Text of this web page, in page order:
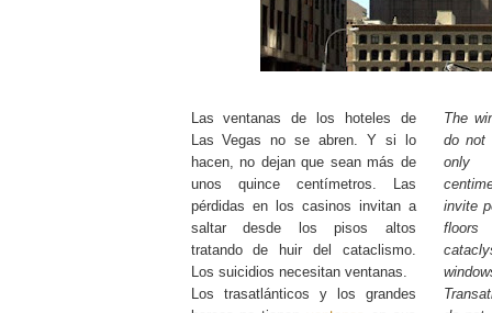
Las ventanas de los hoteles de
Las Vegas no se abren. Y si lo
hacen, no dejan que sean más de
unos quince centímetros. Las
pérdidas en los casinos invitan a
saltar desde los pisos altos
tratando de huir del cataclismo.
Los suicidios necesitan ventanas.
Los trasatlánticos y los grandes
The
do not
only
invite